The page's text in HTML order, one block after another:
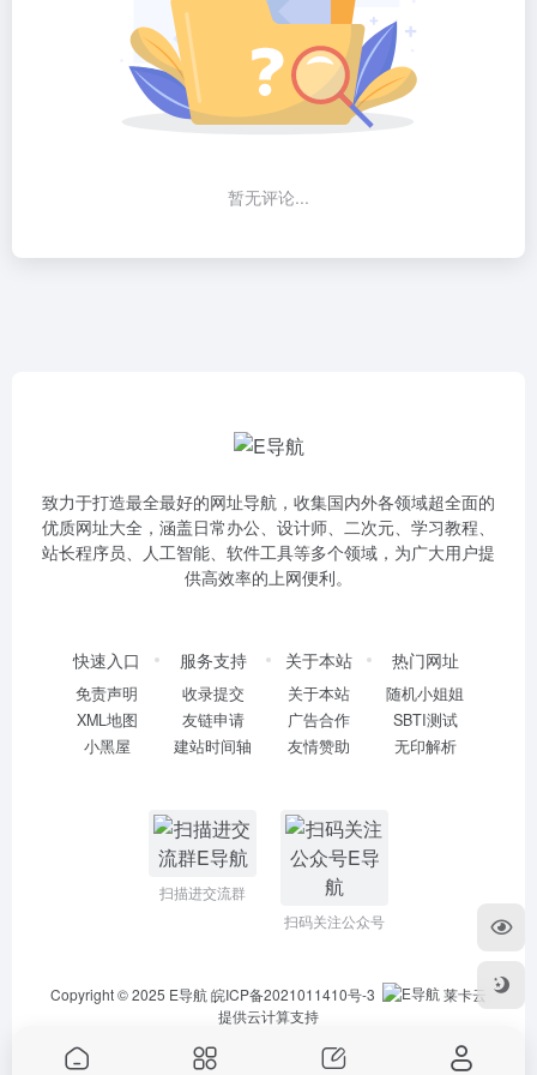
暂无评论...
致力于打造最全最好的网址导航，收集国内外各领域超全面的
优质网址大全，涵盖日常办公、设计师、二次元、学习教程、
站长程序员、人工智能、软件工具等多个领域，为广大用户提
供高效率的上网便利。
快速入口
免责声明
XML地图
小黑屋
服务支持
收录提交
友链申请
建站时间轴
关于本站
关于本站
广告合作
友情赞助
热门网址
随机小姐姐
SBTI测试
无印解析
扫描进交流群
扫码关注公众号
Copyright © 2025 E导航皖ICP备2021011410号-3
莱卡云
提供云计算支持